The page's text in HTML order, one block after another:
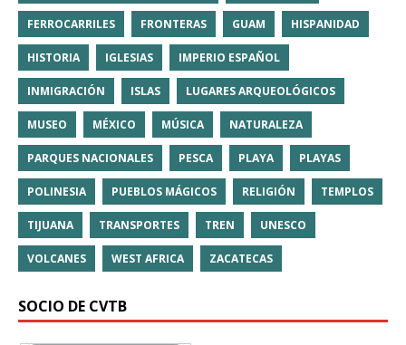
FERROCARRILES FRONTERAS GUAM HISPANIDAD
HISTORIA IGLESIAS IMPERIO ESPAÑOL
INMIGRACIÓN ISLAS LUGARES ARQUEOLÓGICOS
MUSEO MÉXICO MÚSICA NATURALEZA
PARQUES NACIONALES PESCA PLAYA PLAYAS
POLINESIA PUEBLOS MÁGICOS RELIGIÓN TEMPLOS
TIJUANA TRANSPORTES TREN UNESCO
VOLCANES WEST AFRICA ZACATECAS
SOCIO DE CVTB